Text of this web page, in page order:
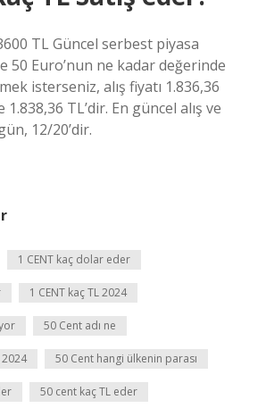
TL Güncel serbest piyasa
50 Euro’nun ne kadar değerinde
isterseniz, alış fiyatı 1.836,36
1.838,36 TL’dir. En güncel alış ve
12/20’dir.
1 CENT kaç dolar eder
1 CENT kaç TL 2024
50 Cent adı ne
50 Cent hangi ülkenin parası
50 cent kaç TL eder